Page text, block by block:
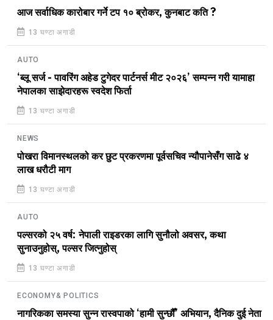
आज सर्वाधिक कारोबार गर्ने टप १० ब्रोकर, कुनबाट कति ?
13 घण्टा अगाडी
AUTO
‘ब्लू सर्ज - पावरिंग अहेड टुगेदर पार्टनर्स मीट २०२६’ सम्पन्न गरी यामाहा
नेपालका साझेदारहरू स्वदेश फिर्ता
13 घण्टा अगाडी
NEWS
पोखरा विमानस्थलको कर छुट प्रकरणमा पूर्वसचिव न्यौपानेसँग साढे ४
लाख धरौटी माग
13 घण्टा अगाडी
AUTO
पल्सरको २५ वर्ष: नेपाली राइडरका लागि सुनौलो अवसर, कथा
सुनाउनुहोस्, पल्सर जित्नुहोस्
13 घण्टा अगाडी
ECONOMY& POLITICS
नागरिकका समस्या सुन्न रास्वपाको ‘हामी सुन्छौँ’ अभियान, दैनिक दुई नेता